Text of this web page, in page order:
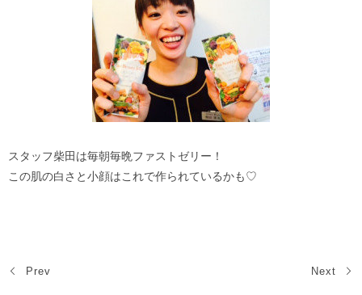
スタッフ柴田は毎朝毎晩ファストゼリー！
この肌の白さと小顔はこれで作られているかも♡
Prev Next